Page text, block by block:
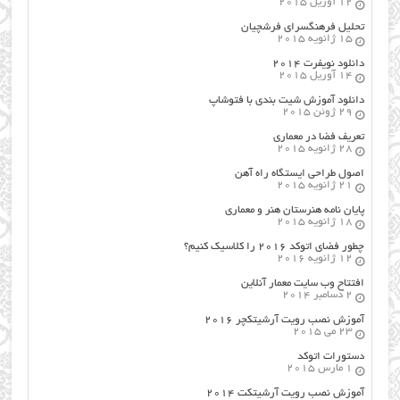
تحلیل فرهنگسرای فرشچیان
15 ژانویه 2015
دانلود نویفرت ۲۰۱۴
14 آوریل 2015
دانلود آموزش شیت بندی با فتوشاپ
29 ژوئن 2015
تعریف فضا در معماری
28 ژانویه 2015
اصول طراحي ایستگاه راه آهن
21 ژانویه 2015
پایان نامه هنرستان هنر و معماري
18 ژانویه 2015
چطور فضای اتوکد ۲۰۱۶ را کلاسیک کنیم؟
12 ژانویه 2016
افتتاح وب سایت معمار آنلاین
2 دسامبر 2014
آموزش نصب رویت آرشیتکچر ۲۰۱۶
23 می 2015
دستورات اتوکد
1 مارس 2015
آموزش نصب رویت آرشیتکت ۲۰۱۴